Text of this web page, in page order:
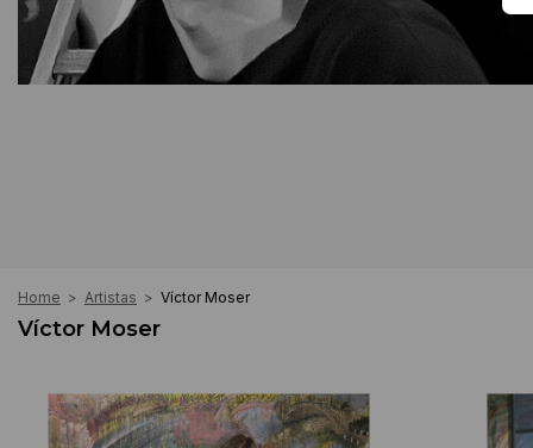
Home > Artistas > Víctor Moser
Víctor Moser